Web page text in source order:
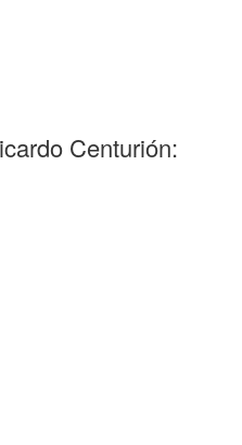
Centurión: